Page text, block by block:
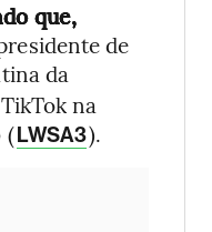
que,
de
da
na
(LWSA3).